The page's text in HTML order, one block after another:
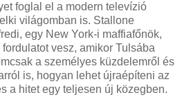
foglal el a modern televízió
világomban is. Stallone
egy New York-i maffiafőnök,
vesz, amikor Tulsába
a személyes küzdelemről és
is, hogyan lehet újraépíteni az
a hitet egy teljesen új közegben.